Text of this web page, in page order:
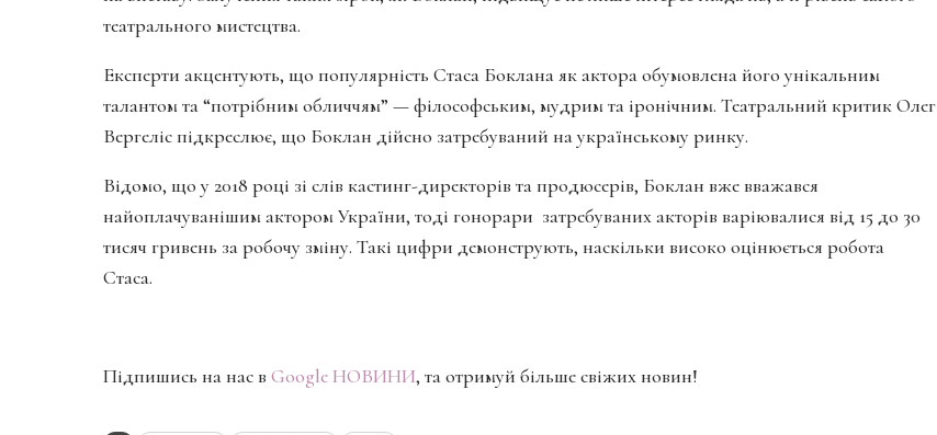
театрального мистецтва.
Експерти акцентують, що популярність Стаса Боклана як актора обумовлена його унікальним
талантом та “потрібним обличчям” — філософським, мудрим та іронічним. Театральний критик Олег
Вергеліс підкреслює, що Боклан дійсно затребуваний на українському ринку.
Відомо, що у 2018 році зі слів кастинг-директорів та продюсерів, Боклан вже вважався
найоплачуванішим актором України, тоді гонорари затребуваних акторів варіювалися від 15 до 30
тисяч гривень за робочу зміну. Такі цифри демонструють, наскільки високо оцінюється робота
Стаса.
Підпишись на нас в Google НОВИНИ, та отримуй більше свіжих новин!